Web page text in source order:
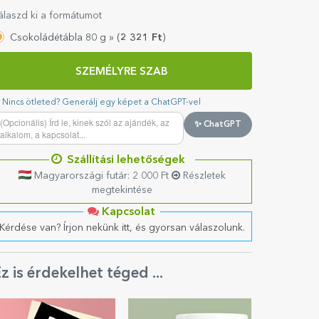
ki a formátumot
Csokoládétábla 80 g » (2 321 Ft)
SZEMÉLYRE SZAB
Nincs ötleted? Generálj egy képet a ChatGPT-vel
✨ ChatGPT
Szállítási lehetőségek
Magyarországi futár: 2 000 Ft
Részletek
megtekintése
Kapcsolat
van? Írjon nekünk itt, és gyorsan válaszolunk.
is érdekelhet téged ...